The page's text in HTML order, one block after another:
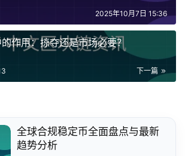
2025年10月7日 15:36
作用：掠夺还是市场必要？
下一篇
全球合规稳定币全面盘点与最新
趋势分析